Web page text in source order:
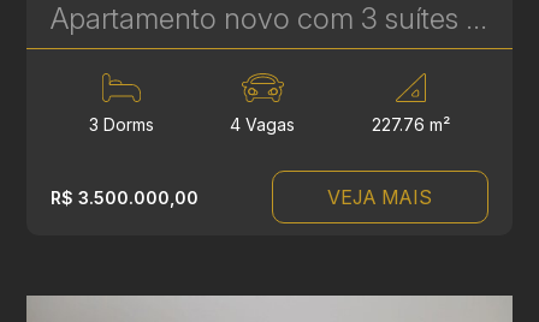
Apartamento novo com 3 suítes à venda no Ecoville em Curitiba - Signature - Plaenge | Ref. 1755
3 Dorms 4 Vagas 227.76 m²
R$ 3.500.000,00 VEJA MAIS